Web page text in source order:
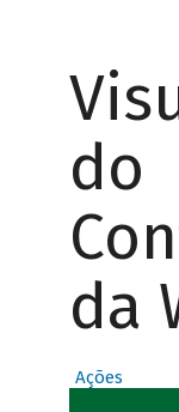
do
da
Ações